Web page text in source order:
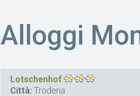
Alloggi
Lotschenhof
Città: Trodena